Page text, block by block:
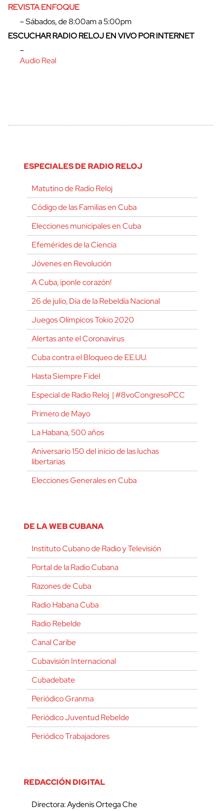
REVISTA ENFOQUE
– Sábados, de 8:00am a 5:00pm
ESCUCHAR RADIO RELOJ EN VIVO POR INTERNET
–
Audio Real
ESPECIALES DE RADIO RELOJ
Matutino de Radio Reloj
Código de las Familias en Cuba
Elecciones municipales en Cuba
Efemérides de la Ciencia
Jóvenes en Revolución
A Cuba, ¡ponle corazón!
26 de julio, Día de la Rebeldía Nacional
Juegos Olímpicos Tokio 2020
Alertas ante el Coronavirus
Cuba contra el Bloqueo de EE.UU.
Hasta Siempre Fidel
Especial de Radio Reloj | #8voCongresoPCC
Primero de Mayo
La Habana, 500 años
Aniversario 150 del inicio de las luchas
libertarias
Elecciones Generales en Cuba
DE LA WEB CUBANA
Instituto Cubano de Radio y Televisión
Portal de la Radio Cubana
Razones de Cuba
Radio Habana Cuba
Radio Rebelde
Canal Caribe
Cubavisión Internacional
Cubadebate
Periódico Granma
Periódico Juventud Rebelde
Periódico Trabajadores
REDACCIÓN DIGITAL
Directora: Aydenis Ortega Che